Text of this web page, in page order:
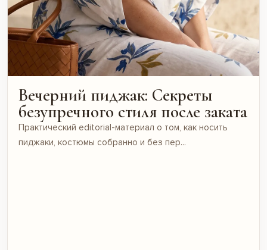
Вечерний пиджак: Секреты
безупречного стиля после заката
Практический editorial-материал о том, как носить
пиджаки, костюмы собранно и без пер...